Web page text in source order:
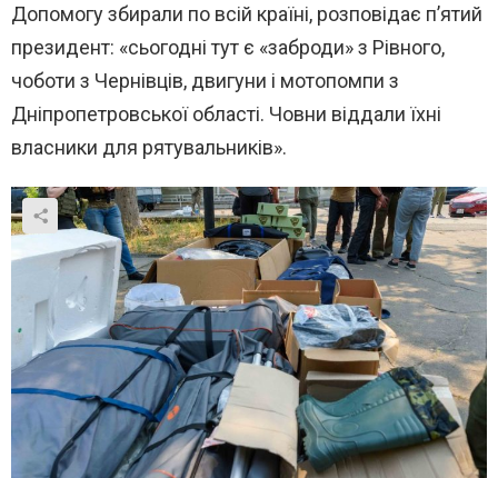
Допомогу збирали по всій країні, розповідає п’ятий
президент: «сьогодні тут є «заброди» з Рівного,
чоботи з Чернівців, двигуни і мотопомпи з
Дніпропетровської області. Човни віддали їхні
власники для рятувальників».